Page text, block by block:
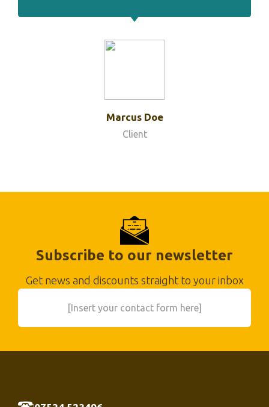
Marcus Doe
Client
Subscribe to our newsletter
Get news and discounts straight to your inbox
[Insert your contact form here]